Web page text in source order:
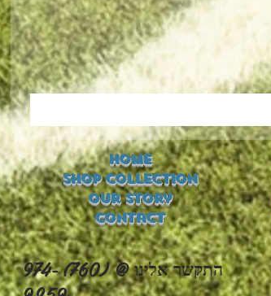
Home
Shop Collection
Our Story
Contact
התקשר אלינו @ (760) 974-